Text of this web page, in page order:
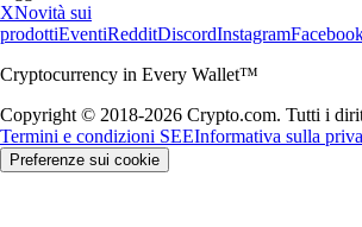
XNovità sui
prodottiEventiRedditDiscordInstagram
Cryptocurrency in Every Wallet™
Copyright © 2018-2026 Crypto.com. Tutti i
Termini e condizioni SEEInformativa sulla
Preferenze sui cookie